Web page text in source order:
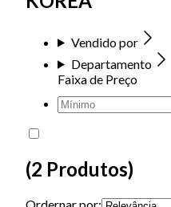
Vendido por
Departamento
Faixa de Preço
(2 Produtos)
Ordernar por: